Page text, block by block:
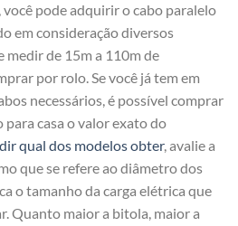
você pode adquirir o cabo paralelo
em consideração diversos
de 15m a 110m de
por rolo. Se você já tem em
necessários, é possível comprar
casa o valor exato do
qual dos modelos obter, avalie a
que se refere ao diâmetro dos
o tamanho da carga elétrica que
Quanto maior a bitola, maior a